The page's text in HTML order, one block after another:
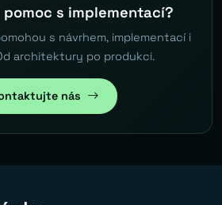
s implementací?
s návrhem, implementací i
architektury po produkci.
nás